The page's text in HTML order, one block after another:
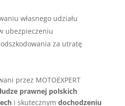
własnego udziału
ubezpieczeniu
za utratę
przez MOTOEXPERT
prawnej polskich
i skutecznym dochodzeniu